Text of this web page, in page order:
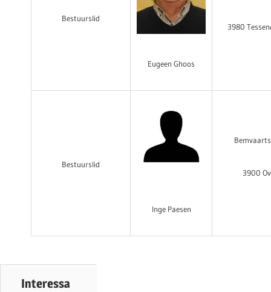
Bestuurslid
Eugeen Ghoos
3980
Bestuurslid
Inge Paesen
3900
Interessa